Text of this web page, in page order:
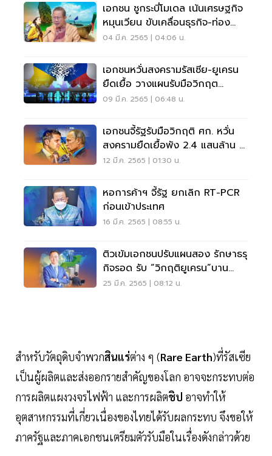
เอกชน ชูกระบี่โมเดล เน้นเศรษฐกิจ
หมุนเวียน ขับเคลื่อนธุรกิจ-ท่อง
เที่ยว
04 มี.ค. 2565 | 04:06 น.
เอกชนหวั่นสงครามรัสเซีย-ยูเครน
ยืดเยื้อ วางแผนรับมือวิกฤต
พลังงานล่วงหน้า
09 มี.ค. 2565 | 06:48 น.
เอกชนจี้รัฐรับมือวิกฤติ ศก. หวั่น
สงครามยืดเยื้อพัง 2.4 แสนล้าน จี
ดีพีโต 2.7%
12 มี.ค. 2565 | 01:30 น.
หอการค้าฯ จี้รัฐ ยกเลิก RT-PCR
ก่อนเข้าประเทศ
16 มี.ค. 2565 | 08:55 น.
ติวเข้มเอกชนปรับแผนสอง รักษาธรุ
กิจรอด รับ “วิกฤติยูเครน”บาน
ปลาย
25 มี.ค. 2565 | 08:12 น.
สำหรับวัตถุดิบจำพวกสินแร่ต่าง ๆ (Rare Earth)ที่รัสเซีย
เป็นผู้ผลิตและส่งออกรายสำคัญของโลก อาจจะกระทบต่อ
การผลิตแผงวงจรไฟฟ้า และการผลิตชิป อาจทำให้
อุตสาหกรรมที่เกี่ยวเนื่องของไทยได้รับผลกระทบ จึงขอให้
ภาครัฐและภาคเอกชนเตรียมตัวรับมือในเรื่องดังกล่าวด้วย